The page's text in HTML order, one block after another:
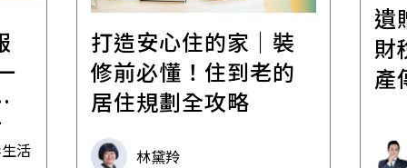
活
打造安心住的家｜裝
修前必懂！住到老的
居住規劃全攻略
林黛羚
遺
財
產